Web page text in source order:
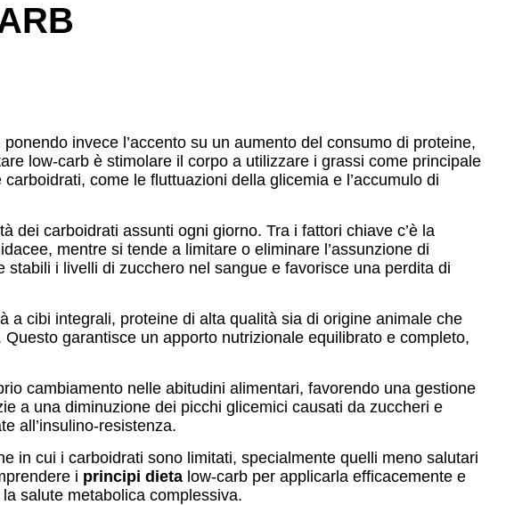
invece l’accento su un aumento del consumo di proteine,
low-carb è stimolare il corpo a utilizzare i grassi come principale
come le fluttuazioni della glicemia e l’accumulo di
dei carboidrati assunti ogni giorno. Tra i fattori chiave c’è la
mentre si tende a limitare o eliminare l’assunzione di
i livelli di zucchero nel sangue e favorisce una perdita di
a cibi integrali, proteine di alta qualità sia di origine animale che
garantisce un apporto nutrizionale equilibrato e completo,
cambiamento nelle abitudini alimentari, favorendo una gestione
a una diminuzione dei picchi glicemici causati da zuccheri e
all’insulino-resistenza.
in cui i carboidrati sono limitati, specialmente quelli meno salutari
i principi dieta low-carb per applicarla efficacemente e
salute metabolica complessiva.